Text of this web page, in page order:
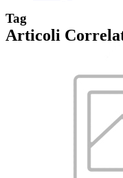
Tag
Articoli